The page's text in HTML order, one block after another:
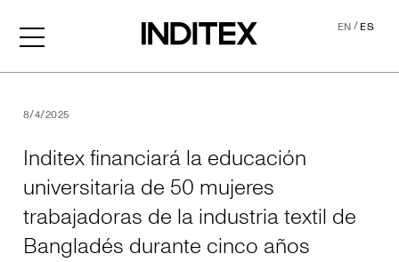
EN/ES
8/4/2025
Inditex financiará la educación
universitaria de 50 mujeres
trabajadoras de la industria textil de
Bangladés durante cinco años